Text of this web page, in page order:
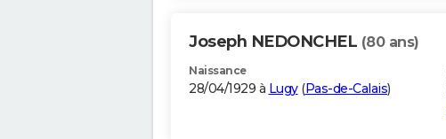
Joseph NEDONCHEL (80 ans)
Naissance
28/04/1929 à Lugy(Pas-de-Calais)